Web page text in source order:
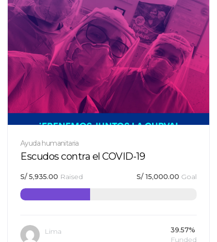
Ayuda humanitaria
Escudos contra el COVID-19
S/ 5,935.00 Raised S/ 15,000.00 Goal
Lima
39.57%
Funded